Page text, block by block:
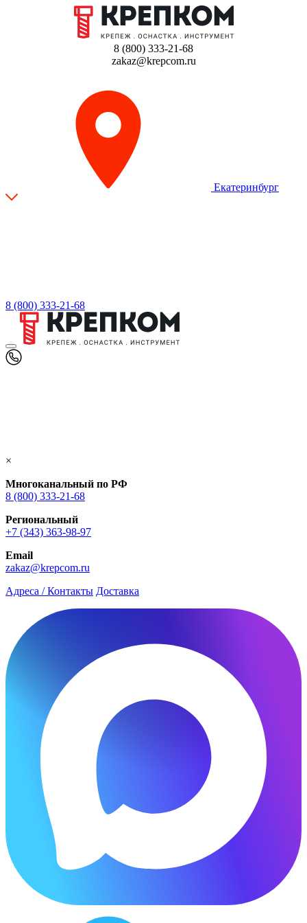
8 (800) 333-21-68
zakaz@krepcom.ru
Екатеринбург
8 (800) 333-21-68
×
Многоканальный по РФ
8 (800) 333‑21-68
Региональный
+7 (343) 363-98-97
Email
zakaz@krepcom.ru
Адреса / Контакты Доставка